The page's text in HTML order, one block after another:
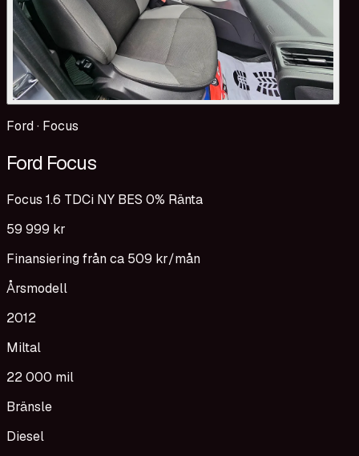
Ford· Focus
Ford Focus
Focus 1.6 TDCi NY BES 0% Ränta
59 999 kr
Finansiering från ca 509 kr/mån
Årsmodell
2012
Miltal
22 000 mil
Bränsle
Diesel